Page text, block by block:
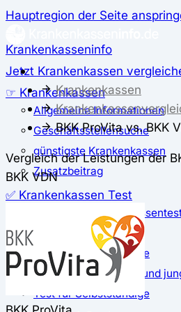
Hauptregion der Seite
Krankenkasseninfo
Jetzt Krankenkassen
☞ Krankenkassen
Allgemeine Informationen
Geschäftsstellensuche
günstigste Krankenkassen
Zusatzbeitrag
✅ Krankenkassen Test
Der große
Test für Studierende
Test für Auszubildende
Test für Schwangere und
Test für Selbstständige
Krankenkassen
BKK ProVita vs. BKK
Vergleich der Leistungen der
BKK VDN